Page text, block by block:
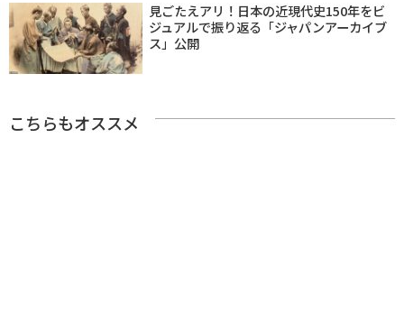
見ごたえアリ！日本の近現代史150年をビ
ジュアルで振り返る「ジャパンアーカイブ
ス」公開
こちらもオススメ